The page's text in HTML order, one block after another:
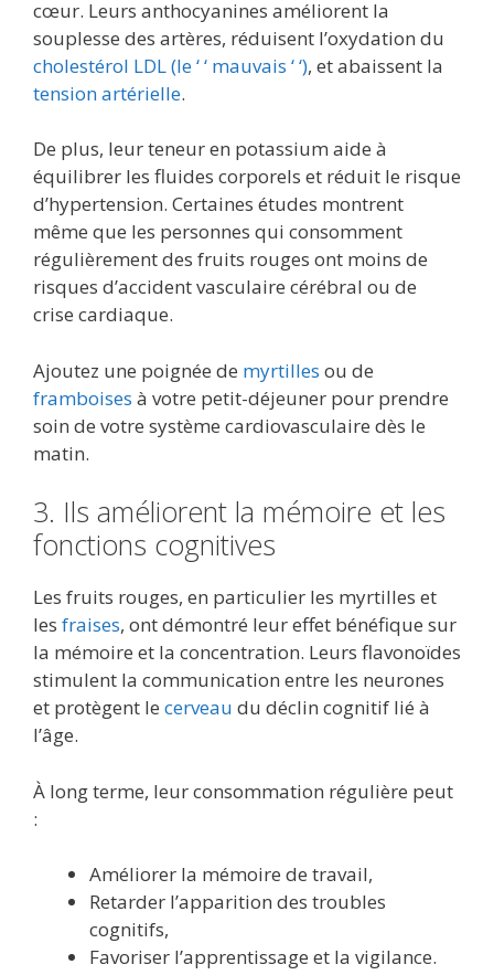
cœur. Leurs anthocyanines améliorent la
souplesse des artères, réduisent l’oxydation du
cholestérol LDL (le ‘ ‘ mauvais ‘ ‘), et abaissent la
tension artérielle.
De plus, leur teneur en potassium aide à
équilibrer les fluides corporels et réduit le risque
d’hypertension. Certaines études montrent
même que les personnes qui consomment
régulièrement des fruits rouges ont moins de
risques d’accident vasculaire cérébral ou de
crise cardiaque.
Ajoutez une poignée de myrtilles ou de
framboises à votre petit-déjeuner pour prendre
soin de votre système cardiovasculaire dès le
matin.
3. Ils améliorent la mémoire et les
fonctions cognitives
Les fruits rouges, en particulier les myrtilles et
les fraises, ont démontré leur effet bénéfique sur
la mémoire et la concentration. Leurs flavonoïdes
stimulent la communication entre les neurones
et protègent le cerveau du déclin cognitif lié à
l’âge.
À long terme, leur consommation régulière peut
:
Améliorer la mémoire de travail,
Retarder l’apparition des troubles
cognitifs,
Favoriser l’apprentissage et la vigilance.